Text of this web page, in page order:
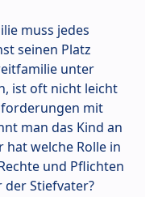
muss jedes
seinen Platz
unter
ist oft nicht leicht
mit
man das Kind an
hat welche Rolle in
und Pflichten
Stiefvater?